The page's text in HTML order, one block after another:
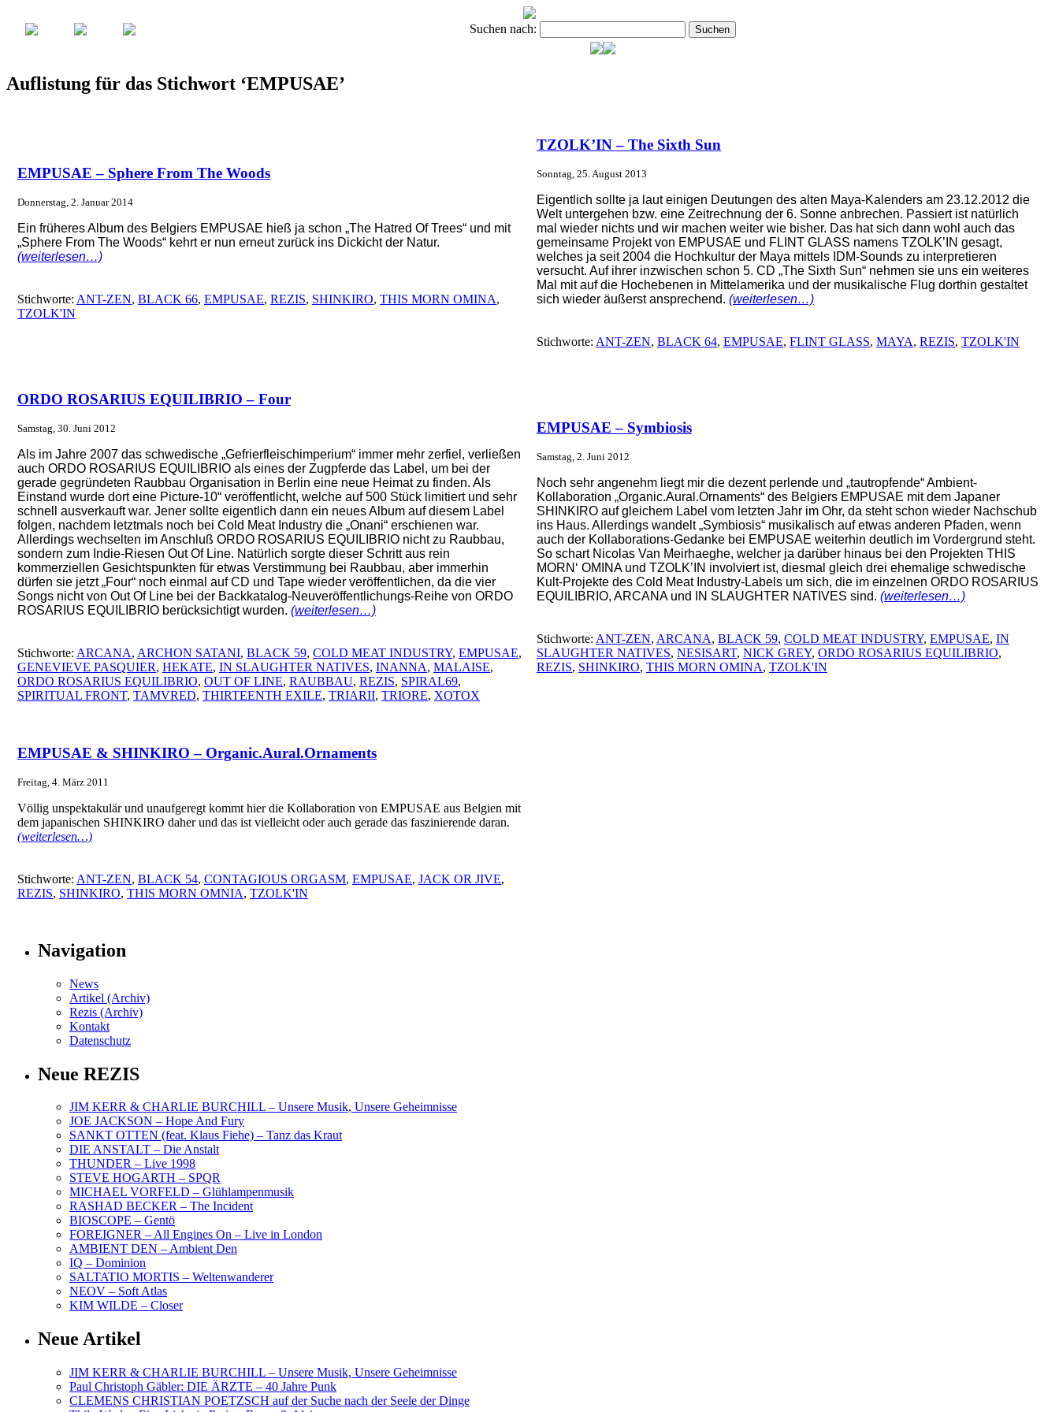
Suchen nach:
Auflistung für das Stichwort ‘EMPUSAE’
EMPUSAE – Sphere From The Woods
Donnerstag, 2. Januar 2014
Ein früheres Album des Belgiers EMPUSAE hieß ja schon „The Hatred Of Trees“ und mit
„Sphere From The Woods“ kehrt er nun erneut zurück ins Dickicht der Natur.
(weiterlesen…)
Stichworte: ANT-ZEN, BLACK 66, EMPUSAE, REZIS, SHINKIRO, THIS MORN OMINA,
TZOLK'IN
TZOLK’IN – The Sixth Sun
Sonntag, 25. August 2013
Eigentlich sollte ja laut einigen Deutungen des alten Maya-Kalenders am 23.12.2012 die
Welt untergehen bzw. eine Zeitrechnung der 6. Sonne anbrechen. Passiert ist natürlich
mal wieder nichts und wir machen weiter wie bisher. Das hat sich dann wohl auch das
gemeinsame Projekt von EMPUSAE und FLINT GLASS namens TZOLK’IN gesagt,
welches ja seit 2004 die Hochkultur der Maya mittels IDM-Sounds zu interpretieren
versucht. Auf ihrer inzwischen schon 5. CD „The Sixth Sun“ nehmen sie uns ein weiteres
Mal mit auf die Hochebenen in Mittelamerika und der musikalische Flug dorthin gestaltet
sich wieder äußerst ansprechend. (weiterlesen…)
Stichworte: ANT-ZEN, BLACK 64, EMPUSAE, FLINT GLASS, MAYA, REZIS, TZOLK'IN
ORDO ROSARIUS EQUILIBRIO – Four
Samstag, 30. Juni 2012
Als im Jahre 2007 das schwedische „Gefrierfleischimperium“ immer mehr zerfiel, verließen
auch ORDO ROSARIUS EQUILIBRIO als eines der Zugpferde das Label, um bei der
gerade gegründeten Raubbau Organisation in Berlin eine neue Heimat zu finden. Als
Einstand wurde dort eine Picture-10“ veröffentlicht, welche auf 500 Stück limitiert und sehr
schnell ausverkauft war. Jener sollte eigentlich dann ein neues Album auf diesem Label
folgen, nachdem letztmals noch bei Cold Meat Industry die „Onani“ erschienen war.
Allerdings wechselten im Anschluß ORDO ROSARIUS EQUILIBRIO nicht zu Raubbau,
sondern zum Indie-Riesen Out Of Line. Natürlich sorgte dieser Schritt aus rein
kommerziellen Gesichtspunkten für etwas Verstimmung bei Raubbau, aber immerhin
dürfen sie jetzt „Four“ noch einmal auf CD und Tape wieder veröffentlichen, da die vier
Songs nicht von Out Of Line bei der Backkatalog-Neuveröffentlichungs-Reihe von ORDO
ROSARIUS EQUILIBRIO berücksichtigt wurden. (weiterlesen…)
Stichworte: ARCANA, ARCHON SATANI, BLACK 59, COLD MEAT INDUSTRY, EMPUSAE,
GENEVIEVE PASQUIER, HEKATE, IN SLAUGHTER NATIVES, INANNA, MALAISE,
ORDO ROSARIUS EQUILIBRIO, OUT OF LINE, RAUBBAU, REZIS, SPIRAL69,
SPIRITUAL FRONT, TAMVRED, THIRTEENTH EXILE, TRIARII, TRIORE, XOTOX
EMPUSAE – Symbiosis
Samstag, 2. Juni 2012
Noch sehr angenehm liegt mir die dezent perlende und „tautropfende“ Ambient-
Kollaboration „Organic.Aural.Ornaments“ des Belgiers EMPUSAE mit dem Japaner
SHINKIRO auf gleichem Label vom letzten Jahr im Ohr, da steht schon wieder Nachschub
ins Haus. Allerdings wandelt „Symbiosis“ musikalisch auf etwas anderen Pfaden, wenn
auch der Kollaborations-Gedanke bei EMPUSAE weiterhin deutlich im Vordergrund steht.
So schart Nicolas Van Meirhaeghe, welcher ja darüber hinaus bei den Projekten THIS
MORN‘ OMINA und TZOLK’IN involviert ist, diesmal gleich drei ehemalige schwedische
Kult-Projekte des Cold Meat Industry-Labels um sich, die im einzelnen ORDO ROSARIUS
EQUILIBRIO, ARCANA und IN SLAUGHTER NATIVES sind. (weiterlesen…)
Stichworte: ANT-ZEN, ARCANA, BLACK 59, COLD MEAT INDUSTRY, EMPUSAE, IN
SLAUGHTER NATIVES, NESISART, NICK GREY, ORDO ROSARIUS EQUILIBRIO,
REZIS, SHINKIRO, THIS MORN OMINA, TZOLK'IN
EMPUSAE & SHINKIRO – Organic.Aural.Ornaments
Freitag, 4. März 2011
Völlig unspektakulär und unaufgeregt kommt hier die Kollaboration von EMPUSAE aus Belgien mit
dem japanischen SHINKIRO daher und das ist vielleicht oder auch gerade das faszinierende daran.
(weiterlesen…)
Stichworte: ANT-ZEN, BLACK 54, CONTAGIOUS ORGASM, EMPUSAE, JACK OR JIVE,
REZIS, SHINKIRO, THIS MORN OMNIA, TZOLK'IN
Navigation
News
Artikel (Archiv)
Rezis (Archiv)
Kontakt
Datenschutz
Neue REZIS
JIM KERR & CHARLIE BURCHILL – Unsere Musik, Unsere Geheimnisse
JOE JACKSON – Hope And Fury
SANKT OTTEN (feat. Klaus Fiehe) – Tanz das Kraut
DIE ANSTALT – Die Anstalt
THUNDER – Live 1998
STEVE HOGARTH – SPQR
MICHAEL VORFELD – Glühlampenmusik
RASHAD BECKER – The Incident
BIOSCOPE – Gentö
FOREIGNER – All Engines On – Live in London
AMBIENT DEN – Ambient Den
IQ – Dominion
SALTATIO MORTIS – Weltenwanderer
NEOV – Soft Atlas
KIM WILDE – Closer
Neue Artikel
JIM KERR & CHARLIE BURCHILL – Unsere Musik, Unsere Geheimnisse
Paul Christoph Gäbler: DIE ÄRZTE – 40 Jahre Punk
CLEMENS CHRISTIAN POETZSCH auf der Suche nach der Seele der Dinge